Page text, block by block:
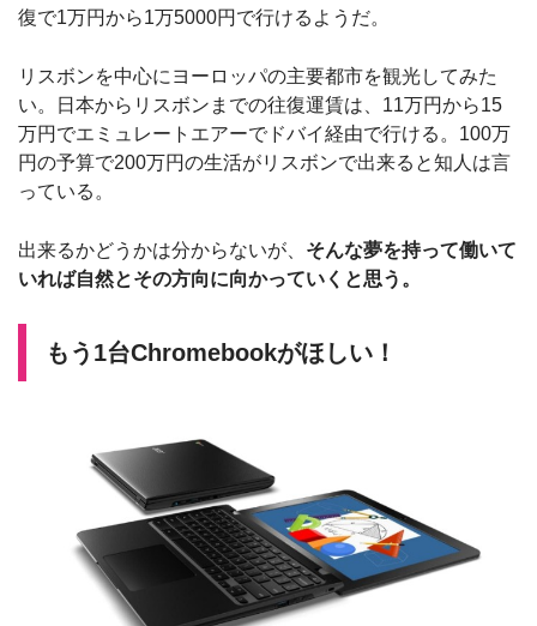
復で1万円から1万5000円で行けるようだ。
リスボンを中心にヨーロッパの主要都市を観光してみた
い。日本からリスボンまでの往復運賃は、11万円から15
万円でエミュレートエアーでドバイ経由で行ける。100万
円の予算で200万円の生活がリスボンで出来ると知人は言
っている。
出来るかどうかは分からないが、 そんな夢を持って働いて
いれば自然とその方向に向かっていくと思う。
もう1台Chromebookがほしい！